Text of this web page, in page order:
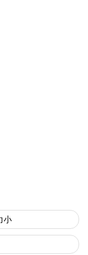
小